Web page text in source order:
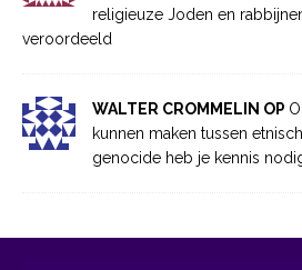
religieuze Joden en
veroordeeld
WALTER CROMMELIN OP
kunnen maken tussen
genocide heb je kennis